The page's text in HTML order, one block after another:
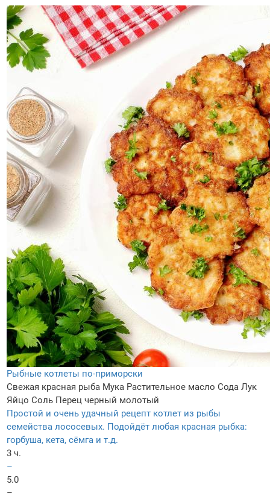
Рыбные котлеты по-приморски
Свежая красная рыба Мука Растительное масло Сода Лук
Яйцо Соль Перец черный молотый
Простой и очень удачный рецепт котлет из рыбы
семейства лососевых. Подойдёт любая красная рыбка:
горбуша, кета, сёмга и т.д.
3 ч.
–
5.0
–